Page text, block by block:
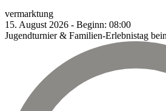
vermarktung
15. August 2026 - Beginn: 08:00
Jugendturnier & Familien-Erlebnistag